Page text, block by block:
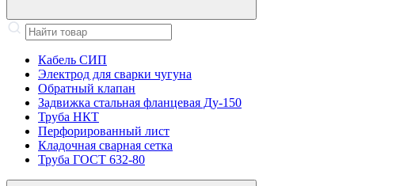
Кабель СИП
Электрод для сварки чугуна
Обратный клапан
Задвижка стальная фланцевая Ду-150
Труба НКТ
Перфорированный лист
Кладочная сварная сетка
Труба ГОСТ 632-80